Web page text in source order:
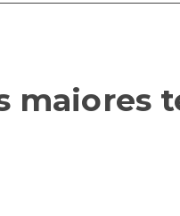
maiores